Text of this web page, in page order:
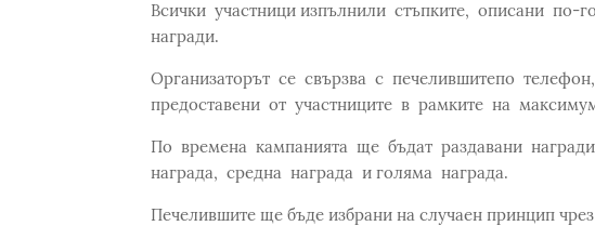
Всички участници изпълнили стъпките, описани по-
награди.
Организаторът се свързва с печелившитепо
предоставени от участниците в рамките на
По времена кампанията ще бъдат раздавани
награда, средна награда и голяма награда.
Печелившите ще бъде избрани на случаен принцип